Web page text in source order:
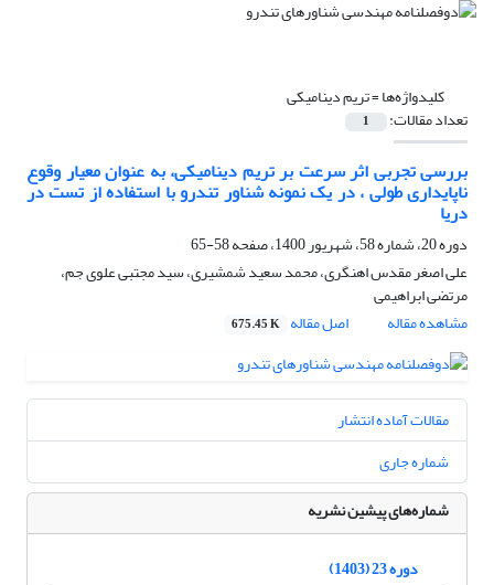
کلیدواژه‌ها =تریم دینامیکی
تعداد مقالات: 1
بررسی تجربی اثر سرعت بر تریم دینامیکی، به عنوان معیار وقوع
ناپایداری طولی ، در یک نمونه شناور تندرو با استفاده از تست در
دریا
دوره 20، شماره 58، شهریور 1400، صفحه
58-65
علی اصغر مقدس اهنگری، محمد سعید شمشیری، سید مجتبی علوی جم،
مرتضی ابراهیمی
مشاهده مقاله
اصل مقاله 675.45 K
مقالات آماده انتشار
شماره جاری
شماره‌های پیشین نشریه
دوره 23 (1403)